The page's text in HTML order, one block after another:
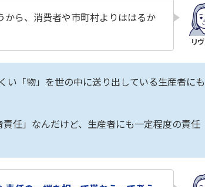
から、消費者や市町村よりははるか
い「物」を世の中に送り出している生産者にも
任」なんだけど、生産者にも一定程度の責任